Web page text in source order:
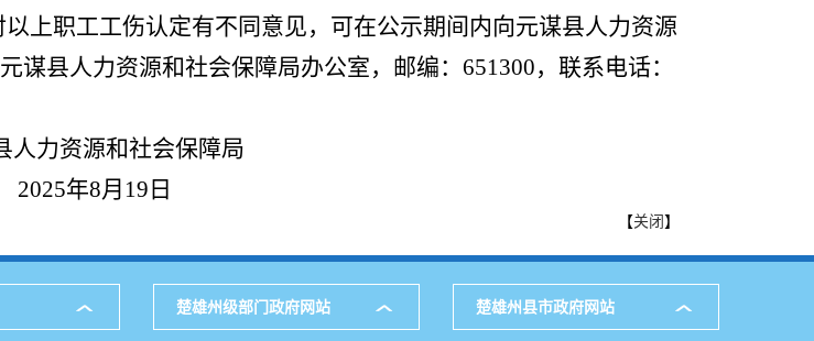
上职工工伤认定有不同意见，可在公示期间内向元谋县人力资源
县人力资源和社会保障局办公室，邮编：651300，联系电话：
人力资源和社会保障局
2025年8月19日
【关闭】
楚雄州级部门政府网站 楚雄州县市政府网站